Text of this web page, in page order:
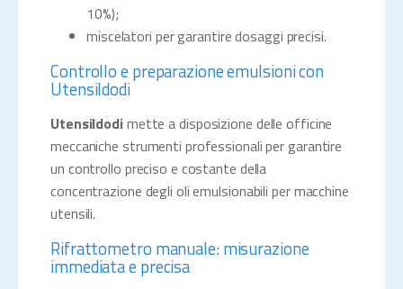
10%);
miscelatori per garantire dosaggi precisi.
Controllo e preparazione emulsioni con
Utensildodi
Utensildodimette a disposizione delle officine
meccaniche strumenti professionali per garantire
un controllo preciso e costante della
concentrazione degli oli emulsionabili per macchine
utensili.
Rifrattometro manuale: misurazione
immediata e precisa